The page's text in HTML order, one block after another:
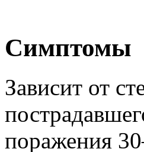
Симптомы
Зависит от
поражения